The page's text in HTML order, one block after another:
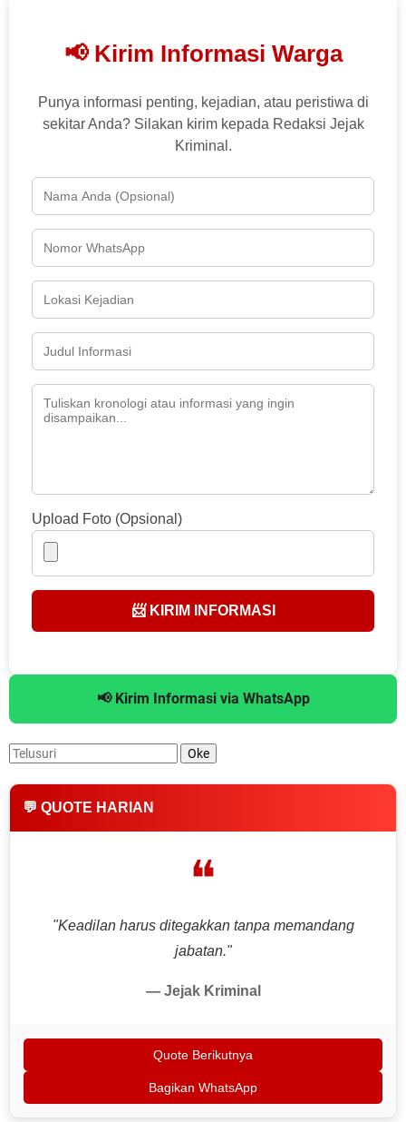
📢 Kirim Informasi Warga
Punya informasi penting, kejadian, atau peristiwa di
sekitar Anda? Silakan kirim kepada Redaksi Jejak
Kriminal.
Upload Foto (Opsional)
📨 KIRIM INFORMASI
📢 Kirim Informasi via WhatsApp
💬 QUOTE HARIAN
❝
"Keadilan harus ditegakkan tanpa memandang
jabatan."
— Jejak Kriminal
Quote Berikutnya
Bagikan WhatsApp